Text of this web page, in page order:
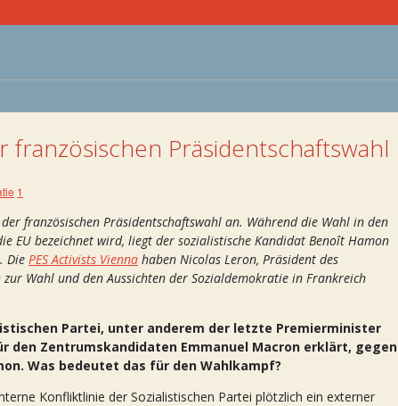
Präsidentschaftswahl
1
französischen Präsidentschaftswahl an. Während die Wahl in den
EU bezeichnet wird, liegt der sozialistische Kandidat Benoît Hamon
Die PES Activists Vienna haben Nicolas Leron, Präsident des
zur Wahl und den Aussichten der Sozialdemokratie in Frankreich
Partei, unter anderem der letzte Premierminister
den Zentrumskandidaten Emmanuel Macron erklärt, gegen
Was bedeutet das für den Wahlkampf?
Konfliktlinie der Sozialistischen Partei plötzlich ein externer